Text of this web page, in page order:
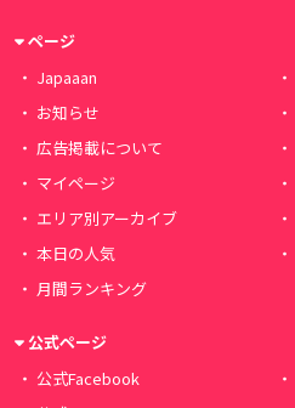
ページ
Japaaan
お知らせ
広告掲載について
マイページ
エリア別アーカイブ
本日の人気
月間ランキング
公式ページ
公式Facebook